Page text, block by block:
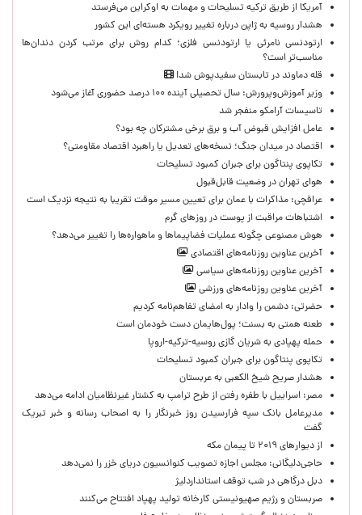
آمریکا از طریق ترکیه تسلیحات و مهمات به اوکراین می‌فرستد
هشدار روسیه به ژاپن درباره تغییر رویکرد هسته‌ای این کشور
ارتودنسی نامرئی یا ارتودنسی فلزی؛ کدام روش برای مرتب کردن دندان‌ها
مناسب‌تر است؟
قله دماوند در تابستان سفیدپوش شد!
وزیر آموزش‌وپرورش: سال تحصیلی آینده ۱۰۰ درصد حضوری آغاز می‌شود
تاسیسات آرامکو منفجر شد
عامل افزایش قبوض آب و برق برخی مشترکان چه بود؟
اقتصاد در میدان جنگ؛ نسخه‌های تعدیل یا راهبرد اقتصاد مقاومتی؟
تکاپوی پنتاگون برای جبران کمبود تسلیحات
هوای تهران در وضعیت قابل‌قبول
عراقچی: مذاکرات با عمان برای تعیین مسیر موقت تقریبا به نتیجه نزدیک است
اشتباهات مراقبت از پوست در روزهای گرم
هوش مصنوعی چگونه عملیات فضاپیماها و ماهواره‌ها را تغییر می‌دهد؟
آخرین عناوین روزنامه‌های اقتصادی
آخرین عناوین روزنامه‌های سیاسی
آخرین عناوین روزنامه‌های ورزشی
حضرتی: دشمن را وادار به امضای تفاهم‌نامه کردیم
طعنه همتی به بسنت؛ پول‌هایمان دست خودمان است
حمله پهپادی به شریان گازی روسیه-ترکیه-اروپا
تکاپوی پنتاگون برای جبران کمبود تسلیحات
هشدار صریح شیخ الکعبی به عربستان
مصر: اسراییل با طفره رفتن از طرح ترامپ به کشتار غیرنظامیان ادامه می‌دهد
مدیرعامل بانک سپه فرارسیدن روز خبرنگار را به اصحاب رسانه و خبر تبریک
گفت
از دیوارهای ۲۰۱۹ تا پیمان مکه
حاجی‌دلیگانی: مجلس اجازه تصویب کنوانسیون دریای خزر را نمی‌دهد
دبل درگاهی در شب توقف استانداردلیژ
صربستان و رژیم صهیونیستی کارخانه تولید پهپاد افتتاح می‌کنند